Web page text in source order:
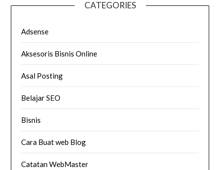
CATEGORIES
Adsense
Aksesoris Bisnis Online
Asal Posting
Belajar SEO
Bisnis
Cara Buat web Blog
Catatan WebMaster